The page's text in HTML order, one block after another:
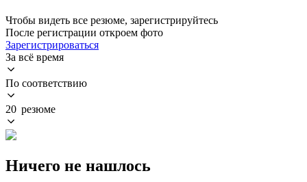
Чтобы видеть все резюме, зарегистрируйтесь
После регистрации откроем фото
Зарегистрироваться
За всё время
По соответствию
20 резюме
Ничего не нашлось